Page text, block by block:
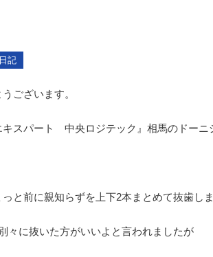
記
ございます。
キスパート 中央ロジテック』相馬のドーニ
と前に親知らずを上下2本まとめて抜歯し
々に抜いた方がいいよと言われましたが